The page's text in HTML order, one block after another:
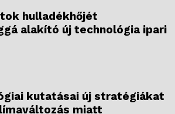
hulladékhőjét
alakító új technológia ipari
kutatásai új stratégiákat
miatt